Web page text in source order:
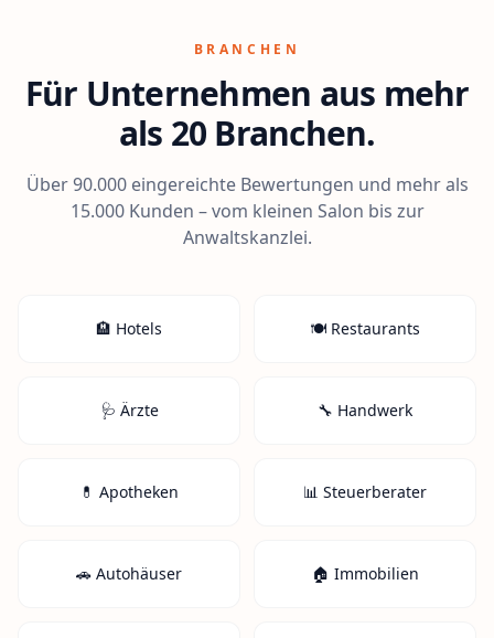
BRANCHEN
Für Unternehmen aus mehr
als 20 Branchen.
Über 90.000 eingereichte Bewertungen und mehr als
15.000 Kunden – vom kleinen Salon bis zur
Anwaltskanzlei.
🏨 Hotels 🍽️ Restaurants
🩺 Ärzte 🔧 Handwerk
💊 Apotheken 📊 Steuerberater
🚗 Autohäuser 🏠 Immobilien